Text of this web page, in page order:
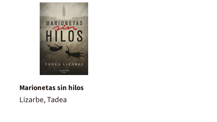
Marionetas sin hilos
Lizarbe, Tadea